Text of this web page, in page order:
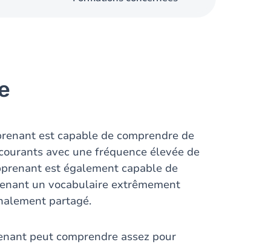
est capable de comprendre de
avec une fréquence élevée de
est également capable de
un vocabulaire extrêmement
partagé.
peut comprendre assez pour